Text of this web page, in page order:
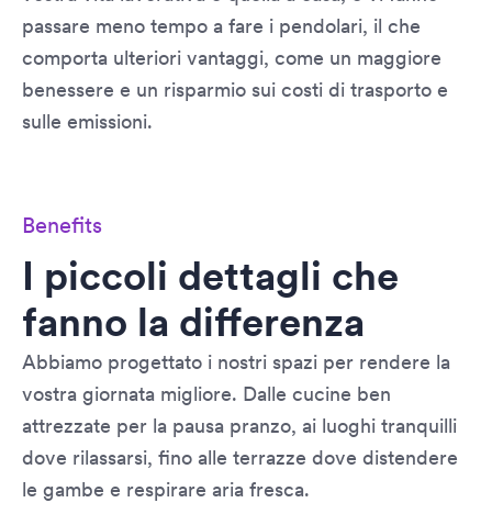
passare meno tempo a fare i pendolari, il che
comporta ulteriori vantaggi, come un maggiore
benessere e un risparmio sui costi di trasporto e
sulle emissioni.
Benefits
I piccoli dettagli che
fanno la differenza
Abbiamo progettato i nostri spazi per rendere la
vostra giornata migliore. Dalle cucine ben
attrezzate per la pausa pranzo, ai luoghi tranquilli
dove rilassarsi, fino alle terrazze dove distendere
le gambe e respirare aria fresca.